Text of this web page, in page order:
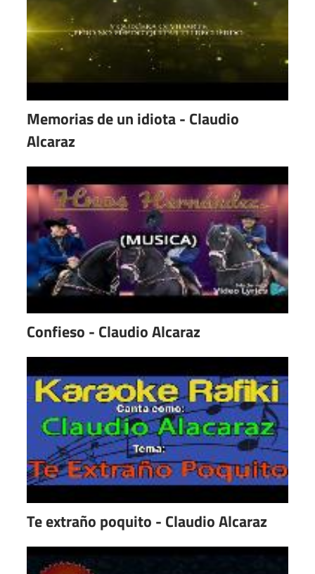
Memorias de un idiota - Claudio
Alcaraz
Confieso - Claudio Alcaraz
Te extraño poquito - Claudio Alcaraz